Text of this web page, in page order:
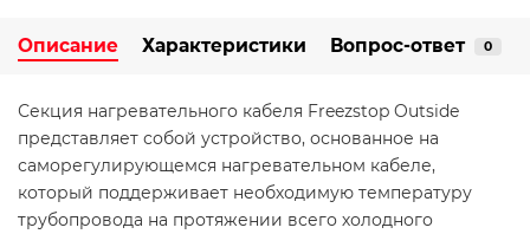
Описание Характеристики Вопрос-ответ 0
Секция нагревательного кабеля Freezstop Outside
представляет собой устройство, основанное на
саморегулирующемся нагревательном кабеле,
который поддерживает необходимую температуру
трубопровода на протяжении всего холодного